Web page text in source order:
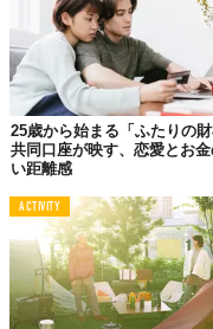
分には断熱材を備えてお
きるように設計されてい
「MONOLITH」は現在、
で、記事執筆時点でも僅
ーロ（送料別）で、予約
とだ。
25歳から始まる「ふたりの財
共同口座が映す、恋愛とお
い距離感
ACTIVITY